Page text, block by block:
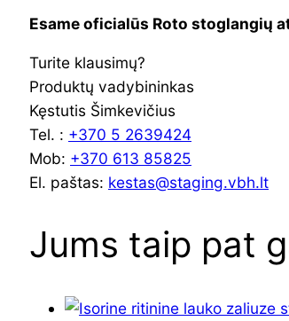
Esame oficialūs Roto stoglangių
Turite klausimų?
Produktų vadybininkas
Kęstutis Šimkevičius
Tel. : +370 5 2639424
Mob: +370 613 85825
El. paštas: kestas@staging.vbh.lt
Jums taip pat